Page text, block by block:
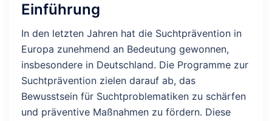
Einführung
In den letzten Jahren hat die Suchtprävention in
Europa zunehmend an Bedeutung gewonnen,
insbesondere in Deutschland. Die Programme zur
Suchtprävention zielen darauf ab, das
Bewusstsein für Suchtproblematiken zu schärfen
und präventive Maßnahmen zu fördern. Diese